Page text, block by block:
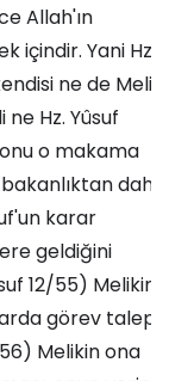
Allah'ın
içindir. Yani Hz.
ne de Melik
Hz. Yûsuf
o makama
daha
karar
geldiğini
12/55) Melikin
görev talep
Melikin ona